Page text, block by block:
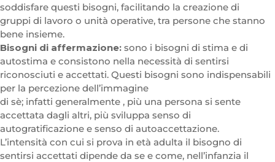
soddisfare questi bisogni, facilitando la creazione di
gruppi di lavoro o unità operative, tra persone che stanno
bene insieme.
Bisogni di affermazione: sono i bisogni di stima e di
autostima e consistono nella necessità di sentirsi
riconosciuti e accettati. Questi bisogni sono indispensabili
per la percezione dell’immagine
di sè; infatti generalmente , più una persona si sente
accettata dagli altri, più sviluppa senso di
autogratificazione e senso di autoaccettazione.
L’intensità con cui si prova in età adulta il bisogno di
sentirsi accettati dipende da se e come, nell’infanzia il